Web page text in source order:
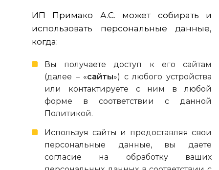
ИП Примако А.С. может собирать и
использовать персональные данные,
когда:
Вы получаете доступ к его сайтам
(далее – «сайты») с любого устройства
или контактируете с ним в любой
форме в соответствии с данной
Политикой.
Используя сайты и предоставляя свои
персональные данные, вы даете
согласие на обработку ваших